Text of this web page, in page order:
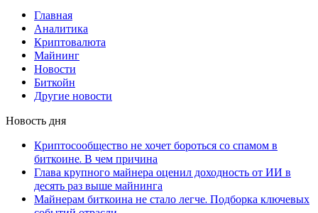
Главная
Аналитика
Криптовалюта
Майнинг
Новости
Биткойн
Другие новости
Новость дня
Криптосообщество не хочет бороться со спамом в
биткоине. В чем причина
Глава крупного майнера оценил доходность от ИИ в
десять раз выше майнинга
Майнерам биткоина не стало легче. Подборка ключевых